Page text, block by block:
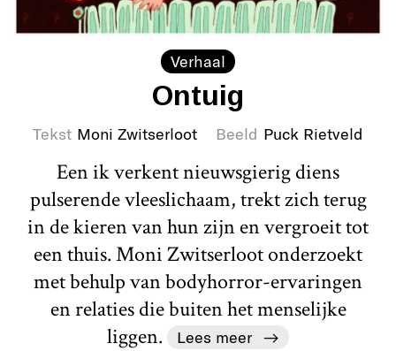
Verhaal
Ontuig
Tekst Moni Zwitserloot Beeld Puck Rietveld
Een ik verkent nieuwsgierig diens
pulserende vleeslichaam, trekt zich terug
in de kieren van hun zijn en vergroeit tot
een thuis. Moni Zwitserloot onderzoekt
met behulp van bodyhorror-ervaringen
en relaties die buiten het menselijke
liggen.
Lees meer